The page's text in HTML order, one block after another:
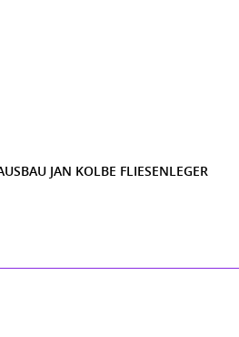
JAN KOLBE FLIESENLEGER